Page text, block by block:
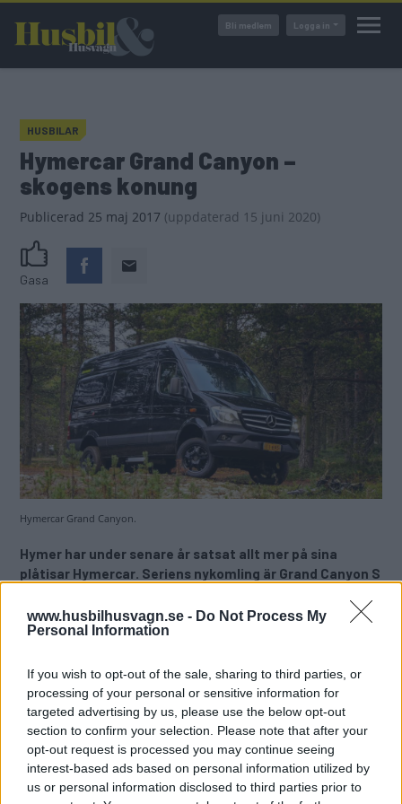
www.husbilhusvagn.se - Do Not Process My
Personal Information
If you wish to opt-out of the sale, sharing to third parties, or
processing of your personal or sensitive information for
targeted advertising by us, please use the below opt-out
section to confirm your selection. Please note that after your
opt-out request is processed you may continue seeing
interest-based ads based on personal information utilized by
us or personal information disclosed to third parties prior to
huvudinnehåll
Bli medlem Logga in
HUSBILAR
Hymercar Grand Canyon –
skogens konung
Publicerad 25 maj 2017 (uppdaterad 15 juni 2020)
Gasa
Hymercar Grand Canyon.
Hymer har under senare år satsat allt mer på sina
plåtisar Hymercar. Seriens nykomling är Grand Canyon S
fyrhjulsdrivna versionen och barkade rakt ut i skogen!
Fotograf
Vesa Riihinen & Mikael Galvér
Det här är en låst artikel.Logga in för